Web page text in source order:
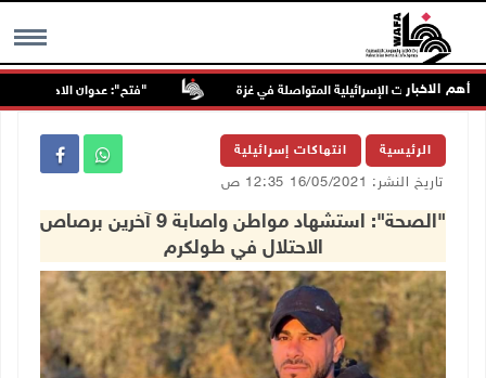
MENU أهم الاخبار "فتح": عدوان الاحتلال على
الرئيسية انتهاكات إسرائيلية
تاريخ النشر: 16/05/2021 12:35 ص
"الصحة": استشهاد مواطن واصابة 9 آخرين برصاص
الاحتلال في طولكرم